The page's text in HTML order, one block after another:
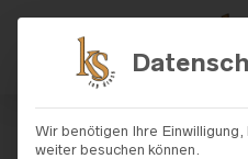
START/SHOP/
/ MARYLISE – PARISIENNE
Wir benötigen Ihre
weiter besuchen können.